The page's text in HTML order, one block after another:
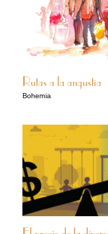
Rutas a la angustia
Bohemia